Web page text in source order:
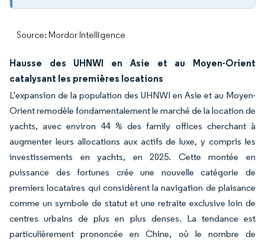
Source: Mordor Intelligence
Hausse des UHNWI en Asie et au Moyen-Orient
catalysant les premières locations
L'expansion de la population des UHNWI en Asie et au Moyen-
Orient remodèle fondamentalement le marché de la location de
yachts, avec environ 44 % des family offices cherchant à
augmenter leurs allocations aux actifs de luxe, y compris les
investissements en yachts, en 2025. Cette montée en
puissance des fortunes crée une nouvelle catégorie de
premiers locataires qui considèrent la navigation de plaisance
comme un symbole de statut et une retraite exclusive loin de
centres urbains de plus en plus denses. La tendance est
particulièrement prononcée en Chine, où le nombre de